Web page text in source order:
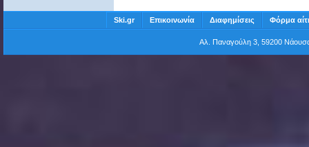
Ski.gr Επικοινωνία Διαφημίσεις Φόρμα
Αλ. Παναγούλη 3, 59200